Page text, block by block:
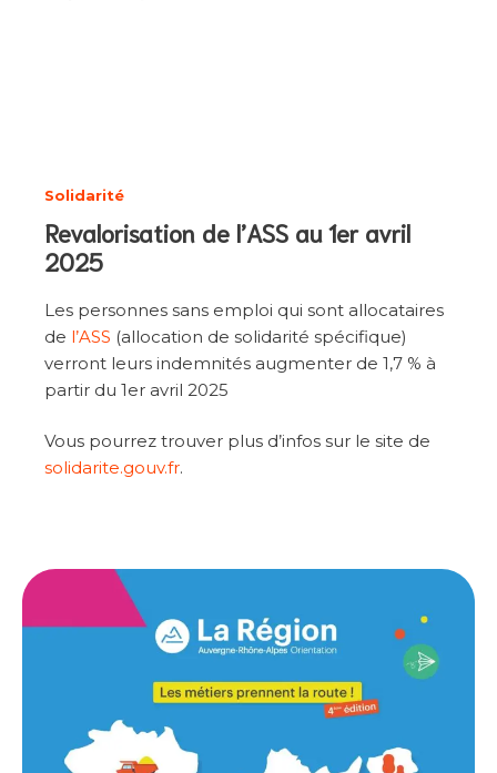
Solidarité
Revalorisation de l’ASS au 1er avril
2025
Les personnes sans emploi qui sont allocataires
de l’ASS (allocation de solidarité spécifique)
verront leurs indemnités augmenter de 1,7 % à
partir du 1er avril 2025
Vous pourrez trouver plus d’infos sur le site de
solidarite.gouv.fr.